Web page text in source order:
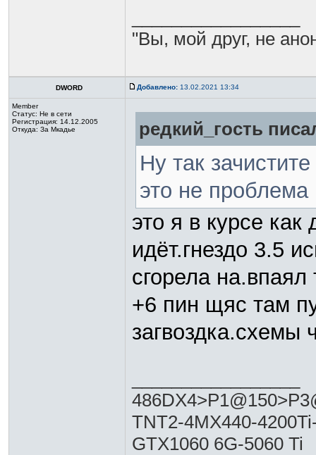
"Вы, мой друг, не
DWORD Добавлено: 13.02.2021 13:34
Member
Статус: Не в сети
Регистрация: 14.12.2005
Откуда: За Мкадье
редкий_гость
Ну так
это не проблема
это я в курсе как
идёт.гнездо 3.5
сгорела
+6 пин щяс там
загвоздка.схемы
TNT2-4MX440-
GTX1060 6G-5060 Ti